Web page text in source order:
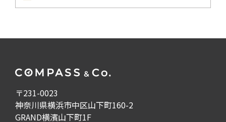
〒231-0023
神奈川県横浜市中区山下町160-2
GRAND横濱山下町1F